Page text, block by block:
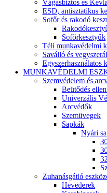
Vágásbiztos és
ESD, antisztatikus
Sofőr és rakodó
Sofőrkesztyűk
Téli munkavédelmi
Saválló és
Egyszerhasználatos
MUNKAVÉDELMI
Szemvédelem és
Beütődés
Univerzális
Arcvédők
Szemüvegek
Sapkák
Nyári
Zuhanásgátló
Hevederek